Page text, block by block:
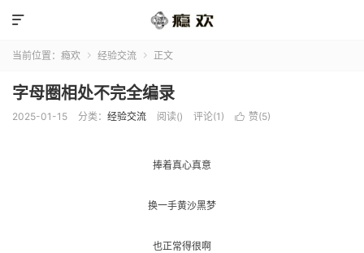

当前位置： 瘾欢  经验交流  正文
字母圈相处不完全编录
2025-01-15 分类： 经验交流 阅读() 评论(1)  赞(5)
捧着真心真意
换一手黄沙黑梦
也正常得很啊